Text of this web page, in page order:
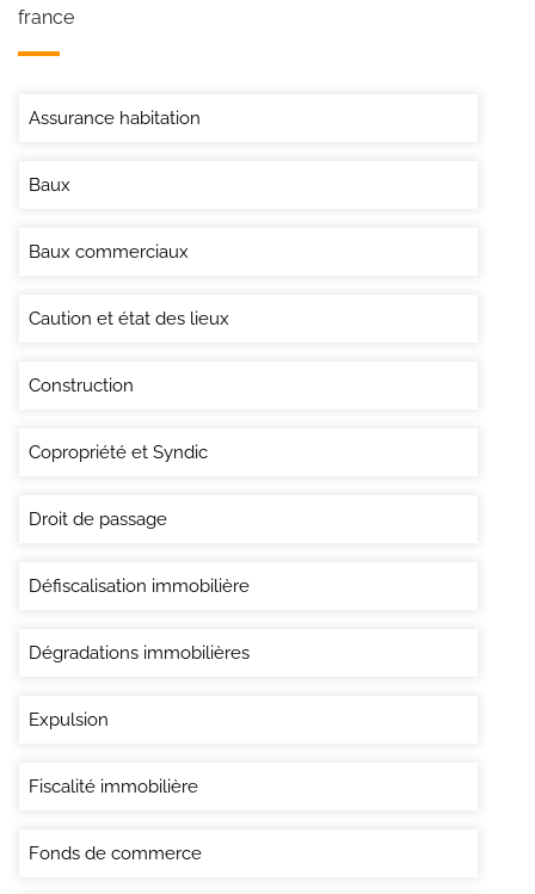
france
Assurance habitation
Baux
Baux commerciaux
Caution et état des lieux
Construction
Copropriété et Syndic
Droit de passage
Défiscalisation immobilière
Dégradations immobilières
Expulsion
Fiscalité immobilière
Fonds de commerce